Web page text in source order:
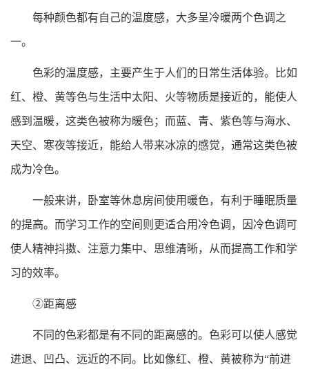
每种颜色都有自己的温度感，大多呈冷暖两个色调之
一。
色彩的温度感，主要产生于人们的日常生活体验。比如
红、橙、黄等色与生活中太阳、火等物质是接近的，能使人
感到温暖，这类色被称为暖色；而蓝、青、紫色等与海水、
天空、寒夜等接近，能给人带来冰凉的感觉，通常这类色被
成为冷色。
一般来讲，卧室等休息房间使用暖色，有利于睡眠质量
的提高。而学习工作的空间则更适合用冷色调，因冷色调可
使人精神抖擞、注意力集中、思维清晰，从而提高工作和学
习的效率。
②距离感
不同的色彩都是有不同的距离感的。色彩可以使人感觉
进退、凹凸、远近的不同。比如像红、橙、黄被称为“前进